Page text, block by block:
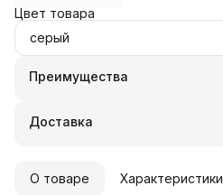
Цвет товара
серый
Преимущества
Оплата частями в Сплит
Удобный возврат
Доставка
О товаре Характеристики